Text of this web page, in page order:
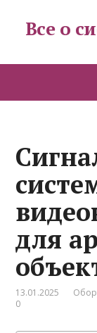
Все о
для
13.01.2025
0